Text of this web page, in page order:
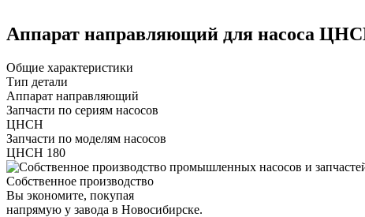
Аппарат направляющий для насоса
Общие характеристики
Тип детали
Аппарат направляющий
Запчасти по сериям насосов
ЦНСН
Запчасти по моделям насосов
ЦНСН 180
Собственное производство
Вы экономите, покупая
напрямую у завода в Новосибирске.